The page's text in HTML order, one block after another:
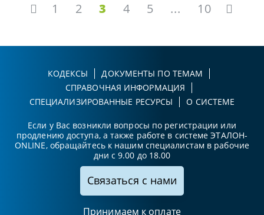
1 2 3 4 5 ... 10
КОДЕКСЫ
ДОКУМЕНТЫ ПО ТЕМАМ
СПРАВОЧНАЯ ИНФОРМАЦИЯ
СПЕЦИАЛИЗИРОВАННЫЕ РЕСУРСЫ
О СИСТЕМЕ
Если у Вас возникли вопросы по регистрации или
продлению доступа, а также работе в системе ЭТАЛОН-
ONLINE, обращайтесь к нашим специалистам в рабочие
дни с 9.00 до 18.00
Связаться с нами
Принимаем к оплате